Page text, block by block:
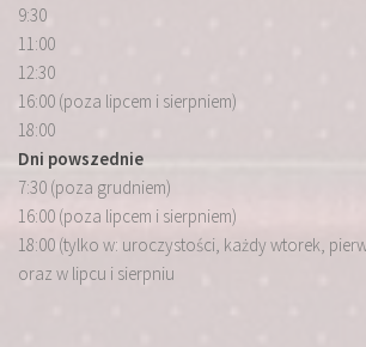
9:30
11:00
12:30
16:00 (poza lipcem i sierpniem)
18:00
Dni powszednie
7:30 (poza grudniem)
16:00 (poza lipcem i sierpniem)
18:00 (tylko w: uroczystości, każdy wtorek,
oraz w lipcu i sierpniu